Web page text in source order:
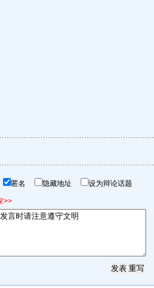
匿名 隐藏地址 设为辩论话题
>>